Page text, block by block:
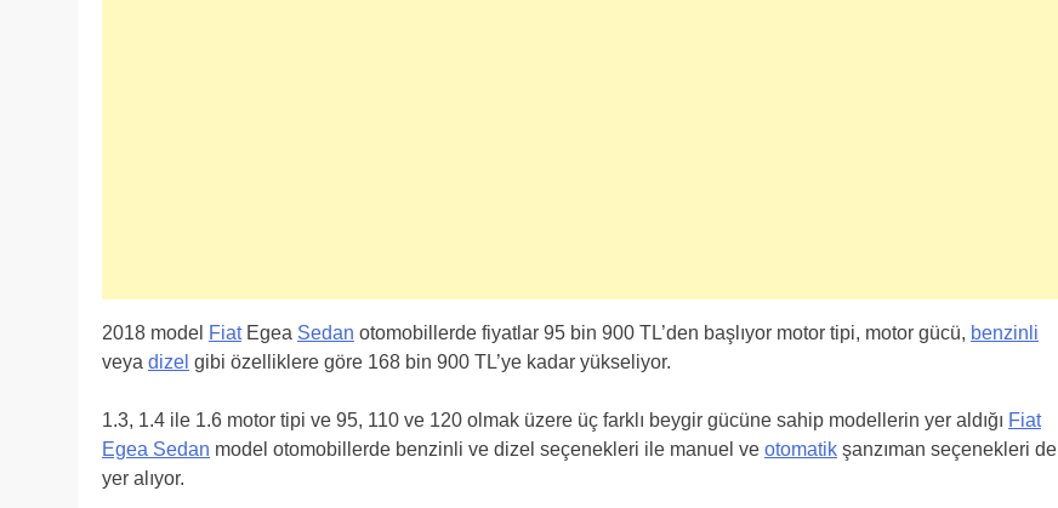
2018 model FiatEgea Sedan otomobillerde fiyatlar 95 bin 900 TL’den başlıyor motor tipi, motor gücü, benzinli
veya dizel gibi özelliklere göre 168 bin 900 TL’ye kadar yükseliyor.
1.3, 1.4 ile 1.6 motor tipi ve 95, 110 ve 120 olmak üzere üç farklı beygir gücüne sahip modellerin yer aldığı Fiat
Egea Sedan model otomobillerde benzinli ve dizel seçenekleri ile manuel ve otomatik şanzıman seçenekleri de
yer alıyor.